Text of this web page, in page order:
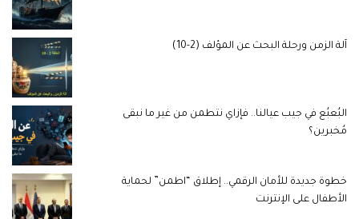
آلة الزمن ورحلة البحث عن المؤلف (2-10)
البُعبُع في جيب عيالنا.. فإزاي نتطمن من غير ما نبقى
مُخبرين؟
خطوة جديدة للأمان الرقمي.. إطلاق “اطمن” لحماية
الأطفال على الإنترنت